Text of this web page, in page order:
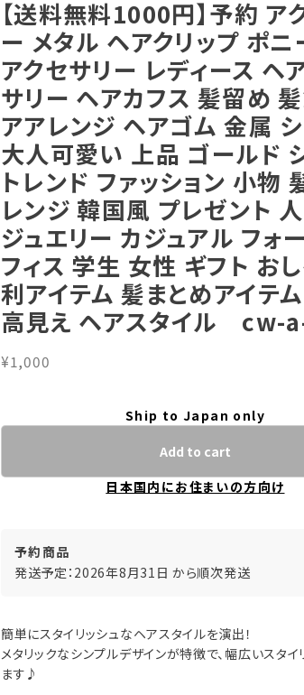
【送料無料1000円】予約 ア
ー メタル ヘアクリップ ポ
アクセサリー レディース ヘ
サリー ヘアカフス 髪留め
アアレンジ ヘアゴム 金属
大人可愛い 上品 ゴールド
トレンド ファッション 小物
レンジ 韓国風 プレゼント
ジュエリー カジュアル フォ
フィス 学生 女性 ギフト お
利アイテム 髪まとめアイテ
高見え ヘアスタイル cw-
¥1,000
Ship to Japan only
Add to cart
日本国内にお住まいの方向け
予約商品
発送予定：2026年8月31日 から順次発送
簡単にスタイリッシュなヘアスタイルを演出！
メタリックなシンプルデザインが特徴で、幅広いスタイ
ます♪